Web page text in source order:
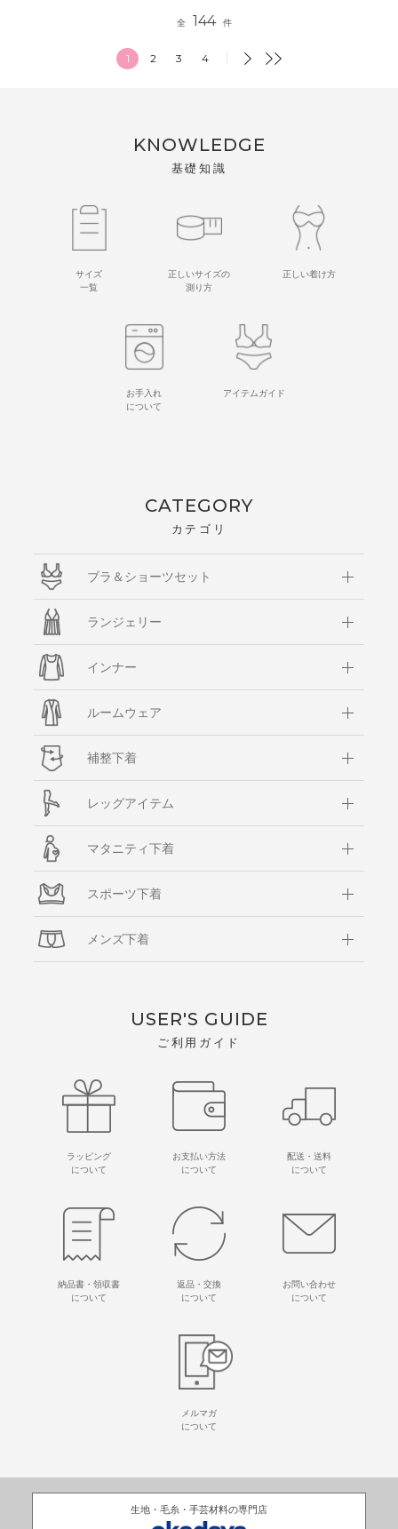
全 144 件
1 2 3 4
KNOWLEDGE
基礎知識
サイズ
一覧
正しいサイズの
測り方
正しい着け方
お手入れ
について
アイテムガイド
CATEGORY
カテゴリ
ブラ＆ショーツセット
ランジェリー
インナー
ルームウェア
補整下着
レッグアイテム
マタニティ下着
スポーツ下着
メンズ下着
USER'S GUIDE
ご利用ガイド
ラッピング
について
お支払い方法
について
配送・送料
について
納品書・領収書
について
返品・交換
について
お問い合わせ
について
メルマガ
について
生地・毛糸・手芸材料の専門店